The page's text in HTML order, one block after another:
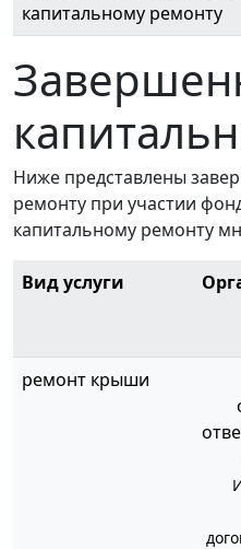
капитальному ремонту
Ниже представлены
ремонту при участии
капитальному ремонту
Вид услуги
ремонт крыши